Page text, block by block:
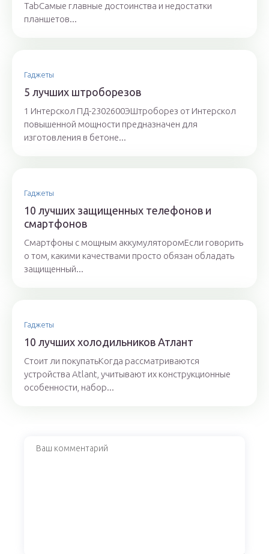
TabСамые главные достоинства и недостатки
планшетов...
Гаджеты
5 лучших штроборезов
1 Интерскол ПД-2302600ЭШтроборез от Интерскол
повышенной мощности предназначен для
изготовления в бетоне...
Гаджеты
10 лучших защищенных телефонов и
смартфонов
Смартфоны с мощным аккумуляторомЕсли говорить
о том, какими качествами просто обязан обладать
защищенный...
Гаджеты
10 лучших холодильников Атлант
Стоит ли покупатьКогда рассматриваются
устройства Atlant, учитывают их конструкционные
особенности, набор...